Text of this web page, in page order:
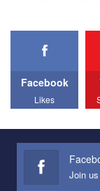
We appeal to
All you have to
Эмоционально
представляющий
Мы просим вас
наш план по
Facebook
Likes